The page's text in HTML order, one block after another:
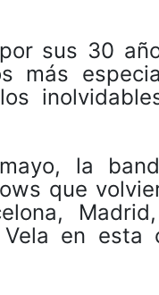
sus 30
más
la
que
en esta